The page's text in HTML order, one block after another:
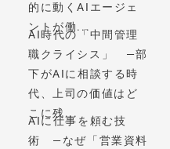
的に動くAIエージェ
ントが働...
AI時代の「中間管理
職クライシス」 —部
下がAIに相談する時
代、上司の価値はど
こに残...
AIに仕事を頼む技
術 —なぜ「営業資料